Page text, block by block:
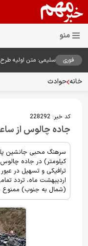
فوری
سلیمی: متن اولیه
خانه حوادث
کد خبر: 228292
جاده چالوس از ساعت ۱۴ امروز یکطرفه
کیلومتر) در جاده چالوس
اردیبهشت ماه، تردد
(شمال به جنوب) ممنوع